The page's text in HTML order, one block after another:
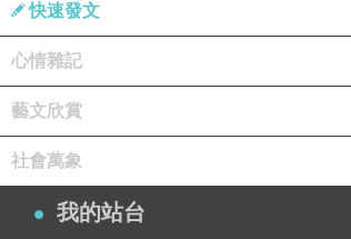
外）。《百人魂》的分鏡及表達很豐富，它
快速發文
心情雜記
藝文欣賞
社會萬象
我的站台